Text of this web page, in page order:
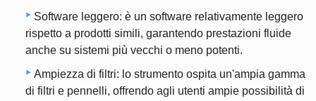
Software leggero: è un software relativamente leggero
rispetto a prodotti simili, garantendo prestazioni fluide
anche su sistemi più vecchi o meno potenti.
Ampiezza di filtri: lo strumento ospita un'ampia gamma
di filtri e pennelli, offrendo agli utenti ampie possibilità di